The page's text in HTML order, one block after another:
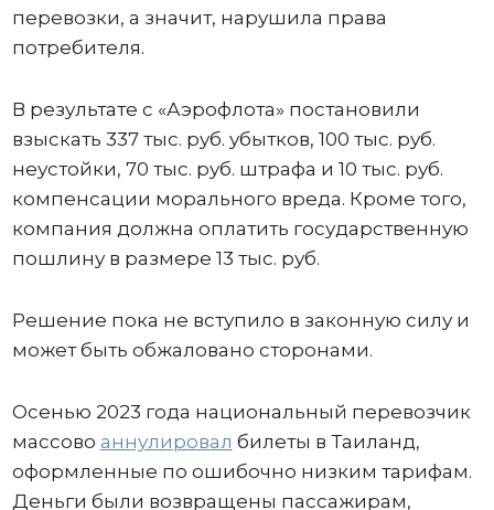
перевозки, а значит, нарушила права
потребителя.
В результате с «Аэрофлота» постановили
взыскать 337 тыс. руб. убытков, 100 тыс. руб.
неустойки, 70 тыс. руб. штрафа и 10 тыс. руб.
компенсации морального вреда. Кроме того,
компания должна оплатить государственную
пошлину в размере 13 тыс. руб.
Решение пока не вступило в законную силу и
может быть обжаловано сторонами.
Осенью 2023 года национальный перевозчик
массово аннулировал билеты в Таиланд,
оформленные по ошибочно низким тарифам.
Деньги были возвращены пассажирам,